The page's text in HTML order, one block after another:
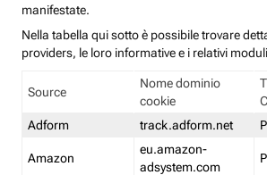
manifestate.
Nella tabella qui sotto è possibile trovare
providers, le loro informative e i relativi
Source
Nome dominio
cookie
Adform track.adform.net
Amazon
eu.amazon-
adsystem.com